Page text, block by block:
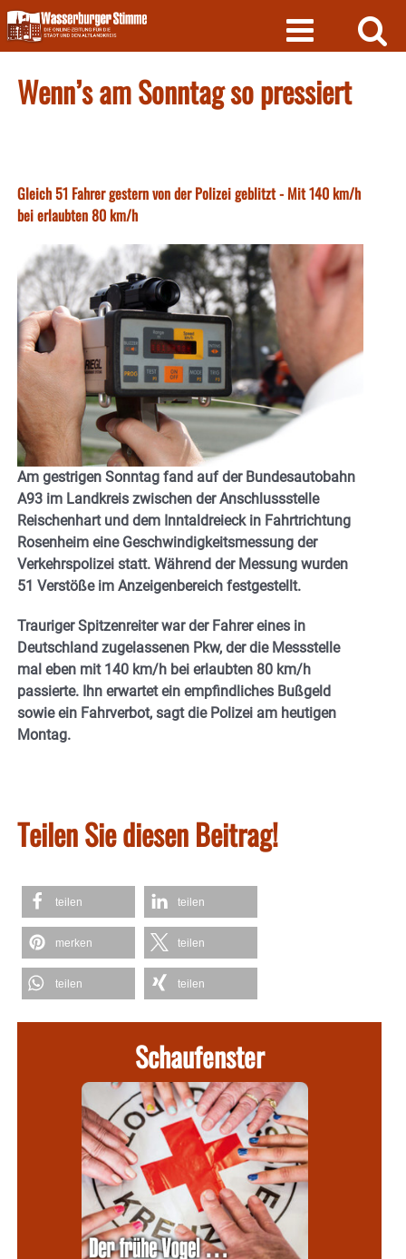
Skip
to
content
Wenn’s am Sonntag so pressiert
Gleich 51 Fahrer gestern von der Polizei geblitzt - Mit 140 km/h
bei erlaubten 80 km/h
Am gestrigen Sonntag fand auf der Bundesautobahn
A93 im Landkreis zwischen der Anschlussstelle
Reischenhart und dem Inntaldreieck in Fahrtrichtung
Rosenheim eine Geschwindigkeitsmessung der
Verkehrspolizei statt. Während der Messung wurden
51 Verstöße im Anzeigenbereich festgestellt.
Trauriger Spitzenreiter war der Fahrer eines in
Deutschland zugelassenen Pkw, der die Messstelle
mal eben mit 140 km/h bei erlaubten 80 km/h
passierte. Ihn erwartet ein empfindliches Bußgeld
sowie ein Fahrverbot, sagt die Polizei am heutigen
Montag.
Teilen Sie diesen Beitrag!
teilen teilen
merken teilen
teilen teilen
Schaufenster